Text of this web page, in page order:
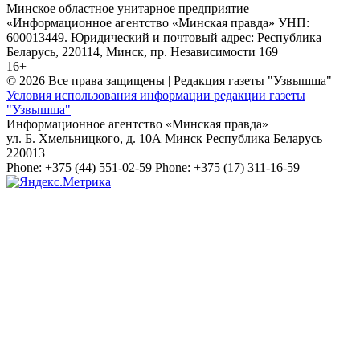
Минское областное унитарное предприятие
«Информационное агентство «Минская правда» УНП:
600013449. Юридический и почтовый адрес: Республика
Беларусь, 220114, Минск, пр. Независимости 169
16+
© 2026 Все права защищены | Редакция газеты "Узвышша"
Условия использования информации редакции газеты
"Узвышша"
Информационное агентство «Минская правда»
ул. Б. Хмельницкого, д. 10А Минск Республика Беларусь
220013
Phone: +375 (44) 551-02-59 Phone: +375 (17) 311-16-59